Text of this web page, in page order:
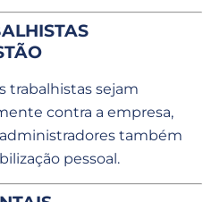
trabalhistas sejam
contra a empresa,
também
pessoal.